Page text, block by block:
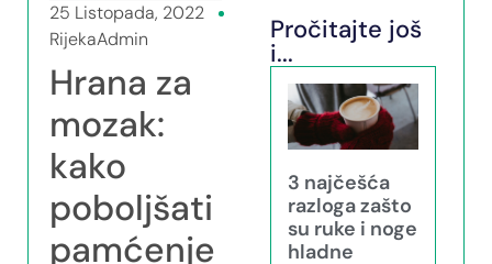
25 Listopada, 2022
RijekaAdmin
Hrana za
mozak:
kako
poboljšati
pamćenje
Pročitajte još
i...
3 najčešća
razloga zašto
su ruke i noge
hladne